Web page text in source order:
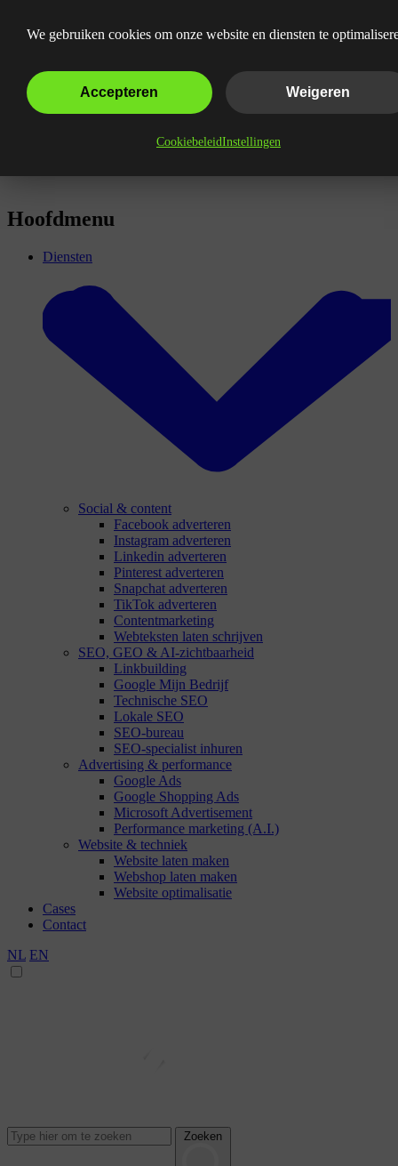
Wat is een backlink?
Hoofdmenu
Diensten
Social & content
Facebook adverteren
Instagram adverteren
Linkedin adverteren
Pinterest adverteren
Snapchat adverteren
TikTok adverteren
Contentmarketing
Webteksten laten schrijven
SEO, GEO & AI-zichtbaarheid
Linkbuilding
Google Mijn Bedrijf
Technische SEO
Lokale SEO
SEO-bureau
SEO-specialist inhuren
Advertising & performance
Google Ads
Google Shopping Ads
Microsoft Advertisement
Performance marketing (A.I.)
Website & techniek
Website laten maken
Webshop laten maken
Website optimalisatie
Cases
Contact
NL EN
Zoeken
We gebruiken cookies om onze website en diensten te
Accepteren Weigeren
CookiebeleidInstellingen